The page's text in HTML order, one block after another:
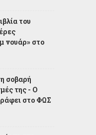
του
νουάρ» στο
σοβαρή
της - Ο
στο ΦΩΣ